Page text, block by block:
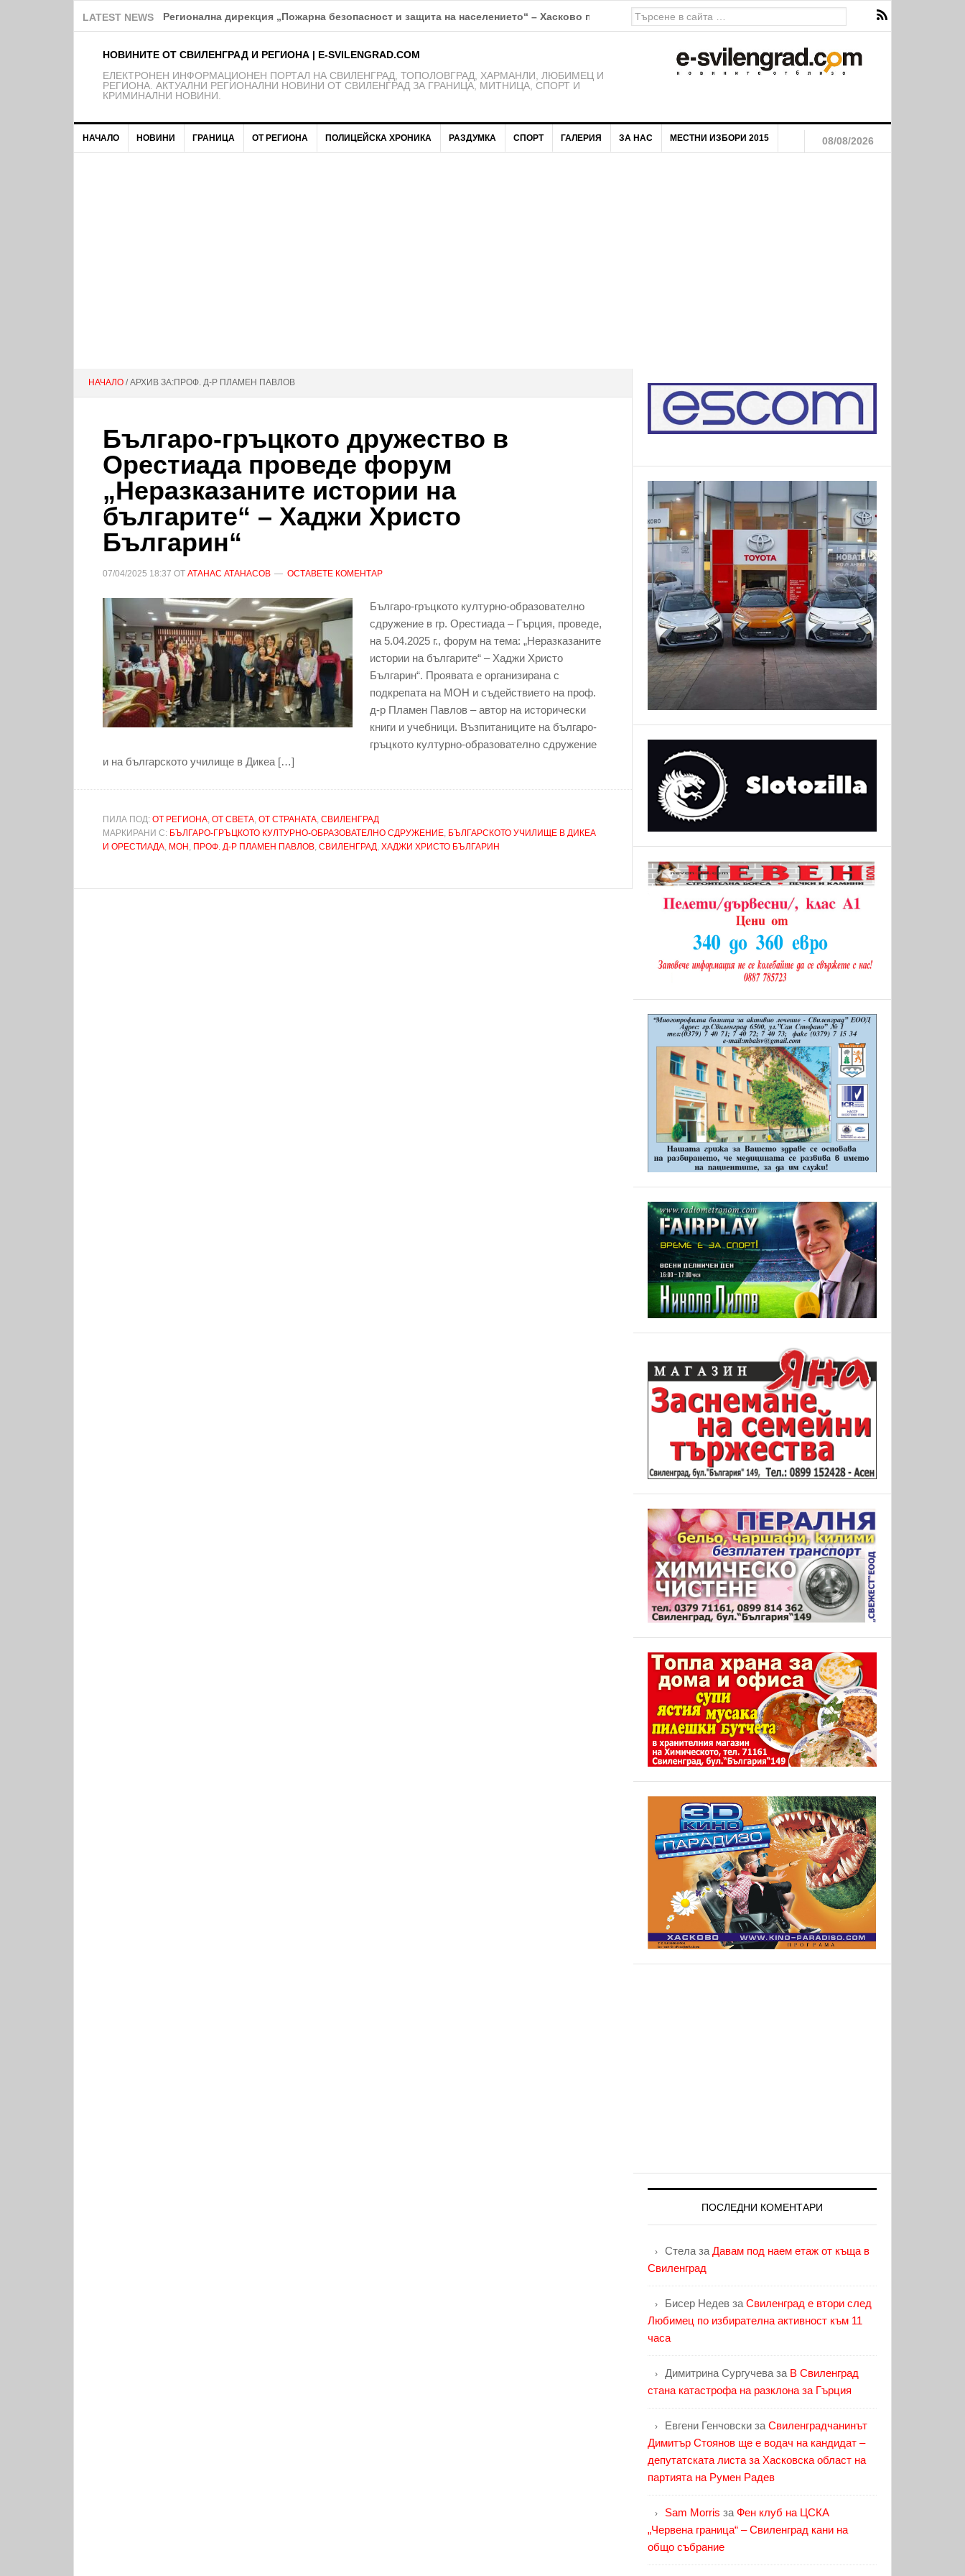
LATEST NEWS Над 150 деца от школата на ФК Свиленград – 1921 получават нови екипи
НОВИНИТЕ ОТ СВИЛЕНГРАД И РЕГИОНА | E-SVILENGRAD.COM
EЛЕКТРОНЕН ИНФОРМАЦИОНЕН ПОРТАЛ НА СВИЛЕНГРАД, ТОПОЛОВГРАД, ХАРМАНЛИ, ЛЮБИМЕЦ И
РЕГИОНА. АКТУАЛНИ РЕГИОНАЛНИ НОВИНИ ОТ СВИЛЕНГРАД ЗА ГРАНИЦА, МИТНИЦА, СПОРТ И
КРИМИНАЛНИ НОВИНИ.
НАЧАЛО НОВИНИ ГРАНИЦА ОТ РЕГИОНА ПОЛИЦЕЙСКА ХРОНИКА РАЗДУМКА СПОРТ ГАЛЕРИЯ ЗА НАС МЕСТНИ ИЗБОРИ 2015 08/08/2026
НАЧАЛО / АРХИВ ЗА:ПРОФ. Д-Р ПЛАМЕН ПАВЛОВ
Българо-гръцкото дружество в
Орестиада проведе форум
„Неразказаните истории на
българите“ – Хаджи Христо
Българин“
07/04/2025 18:37 ОТ АТАНАС АТАНАСОВ ОСТАВЕТЕ КОМЕНТАР
Българо-гръцкото културно-образователно
сдружение в гр. Орестиада – Гърция, проведе,
на 5.04.2025 г., форум на тема: „Неразказаните
истории на българите“ – Хаджи Христо
Българин“. Проявата е организирана с
подкрепата на МОН и съдействието на проф.
д-р Пламен Павлов – автор на исторически
книги и учебници. Възпитаниците на българо-
гръцкото културно-образователно сдружение
и на българското училище в Дикеа […]
ПИЛА ПОД: ОТ РЕГИОНА, ОТ СВЕТА, ОТ СТРАНАТА, СВИЛЕНГРАД
МАРКИРАНИ С: БЪЛГАРО-ГРЪЦКОТО КУЛТУРНО-ОБРАЗОВАТЕЛНО СДРУЖЕНИЕ, БЪЛГАРСКОТО УЧИЛИЩЕ В ДИКЕА
И ОРЕСТИАДА, МОН , ПРОФ. Д-Р ПЛАМЕН ПАВЛОВ, СВИЛЕНГРАД, ХАДЖИ ХРИСТО БЪЛГАРИН
ПОСЛЕДНИ КОМЕНТАРИ
Стела за Давам под наем етаж от къща в
Свиленград
Бисер Недев за Свиленград е втори след
Любимец по избирателна активност към 11
часа
Димитрина Сургучева за В Свиленград
стана катастрофа на разклона за Гърция
Евгени Генчовски за Свиленградчанинът
Димитър Стоянов ще е водач на кандидат –
депутатската листа за Хасковска област на
партията на Румен Радев
Sam Morris за Фен клуб на ЦСКА
„Червена граница“ – Свиленград кани на
общо събрание